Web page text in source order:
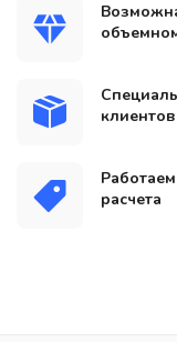
клиентов
расчета